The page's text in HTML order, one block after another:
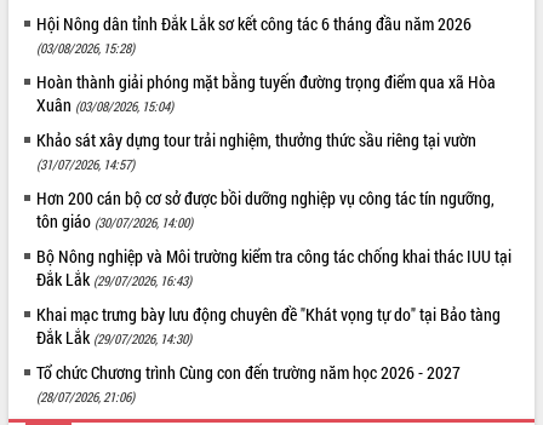
Kết nối tour, đẩy mạnh chuyển đổi số
để phát triển du lịch Đắk Lắk
Khởi động Dự án Đầu tư xây dựng hạ
tầng kỹ thuật Cụm công nghiệp Tân
Tiến
Gặp mặt các cơ quan báo chí nhân Kỷ
niệm 101 năm Ngày Báo chí Cách
mạng Việt Nam
Đắk Lắk sơ kết 4 năm triển khai thực
hiện Đề án 06 của Chính phủ
Họp báo thông tin về Hội nghị Công bố
Quy hoạch và Xúc tiến đầu tư tỉnh Đắk
Khơi thông điểm nghẽn, đẩy nhanh
giải ngân vốn khắc phục thiên tai
Hội Nông dân tỉnh Đắk Lắk sơ kết công tác 6 tháng đầu năm 2026
(03/08/2026, 15:28)
Hoàn thành giải phóng mặt bằng tuyến đường trọng điểm qua xã Hòa
Xuân (03/08/2026, 15:04)
Khảo sát xây dựng tour trải nghiệm, thưởng thức sầu riêng tại vườn
(31/07/2026, 14:57)
Hơn 200 cán bộ cơ sở được bồi dưỡng nghiệp vụ công tác tín ngưỡng,
tôn giáo (30/07/2026, 14:00)
Bộ Nông nghiệp và Môi trường kiểm tra công tác chống khai thác IUU tại
Đắk Lắk (29/07/2026, 16:43)
Khai mạc trưng bày lưu động chuyên đề "Khát vọng tự do" tại Bảo tàng
Đắk Lắk (29/07/2026, 14:30)
Tổ chức Chương trình Cùng con đến trường năm học 2026 - 2027
(28/07/2026, 21:06)